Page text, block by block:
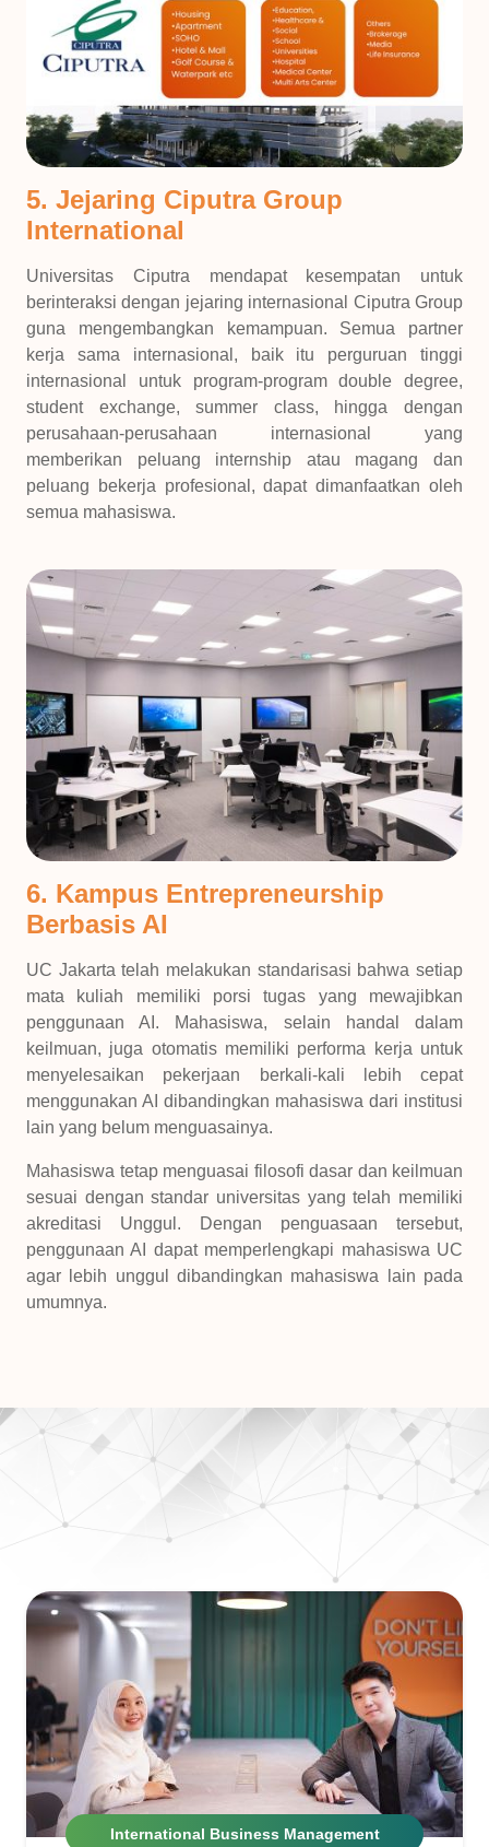
5. Jejaring Ciputra Group
International
Universitas Ciputra mendapat kesempatan untuk
berinteraksi dengan jejaring internasional Ciputra Group
guna mengembangkan kemampuan. Semua partner
kerja sama internasional, baik itu perguruan tinggi
internasional untuk program-program double degree,
student exchange, summer class, hingga dengan
perusahaan-perusahaan internasional yang
memberikan peluang internship atau magang dan
peluang bekerja profesional, dapat dimanfaatkan oleh
semua mahasiswa.
6. Kampus Entrepreneurship
Berbasis AI
UC Jakarta telah melakukan standarisasi bahwa setiap
mata kuliah memiliki porsi tugas yang mewajibkan
penggunaan AI. Mahasiswa, selain handal dalam
keilmuan, juga otomatis memiliki performa kerja untuk
menyelesaikan pekerjaan berkali-kali lebih cepat
menggunakan AI dibandingkan mahasiswa dari institusi
lain yang belum menguasainya.
Mahasiswa tetap menguasai filosofi dasar dan keilmuan
sesuai dengan standar universitas yang telah memiliki
akreditasi Unggul. Dengan penguasaan tersebut,
penggunaan AI dapat memperlengkapi mahasiswa UC
agar lebih unggul dibandingkan mahasiswa lain pada
umumnya.
International Business Management